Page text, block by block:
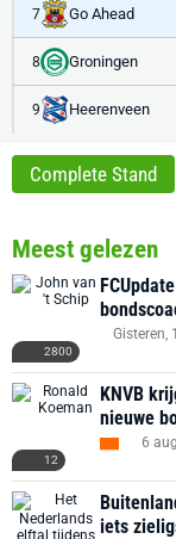
7 Go Ahead
8 Groningen
9 Heerenveen
Complete Stand
Meest gelezen
2800
Gisteren,
12
KNVB
nieuwe
6
iets